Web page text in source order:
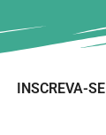
INSCREVA-SE